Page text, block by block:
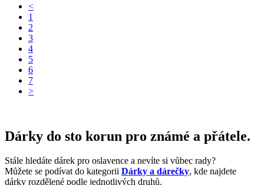
<
1
2
3
4
5
6
7
>
Dárky do sto korun pro známé a přátele.
Stále hledáte dárek pro oslavence a nevíte si vůbec rady?
Můžete se podívat do kategorii Dárky a dárečky, kde najdete
dárky rozdělené podle jednotlivých druhů.